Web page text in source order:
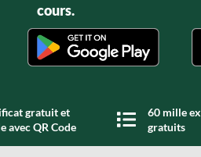
cours.
gratuit et
avec QR Code
60 mille
gratuits